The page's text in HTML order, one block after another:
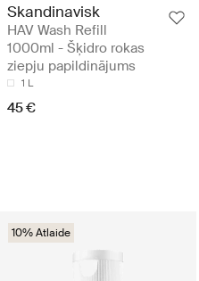
Skandinavisk
HAV Wash Refill
1000ml - Šķidro rokas
ziepju papildinājums
1 L
45 €
10% Atlaide